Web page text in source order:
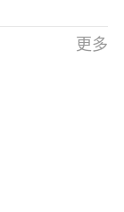
更多